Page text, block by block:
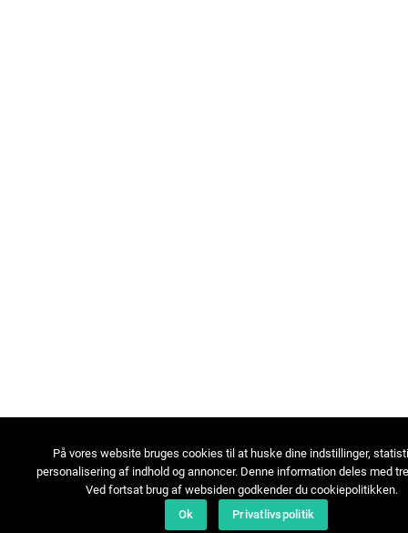
På vores website bruges cookies til at huske dine indstillinger,
personalisering af indhold og annoncer. Denne information deles med
Ved fortsat brug af websiden godkender du cookiepolitikken.
Ok
Privatlivspolitik